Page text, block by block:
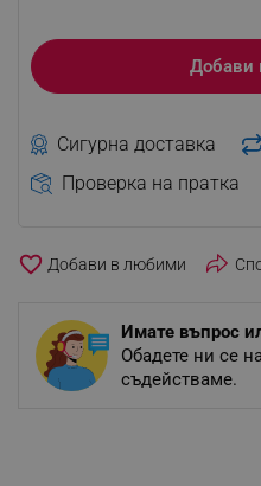
Добави
Сигурна доставка
Проверка на пратка
favorite_border
Имате въпрос
Обадете ни се на
съдействаме.